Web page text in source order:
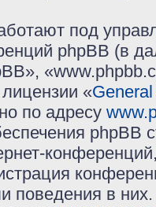
под
phpBB (в
«
по адресу
phpBB
поведения в